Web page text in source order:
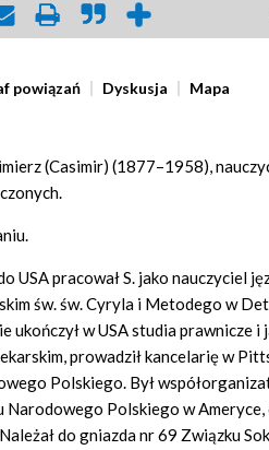
powiązań Dyskusja Mapa
(Casimir) (1877–1958),
USA pracował S. jako nauczyciel
św. św. Cyryla i Metodego w
ukończył w USA studia prawnicze i
prowadził kancelarię w
Polskiego. Był
Narodowego Polskiego w
do gniazda nr 69 Związku